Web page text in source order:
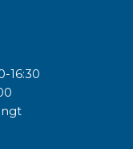
16:30